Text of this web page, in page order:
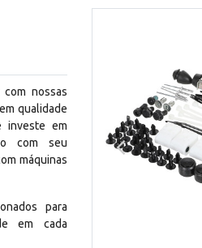
com nossas
qualidade
investe em
com seu
máquinas
para
em cada